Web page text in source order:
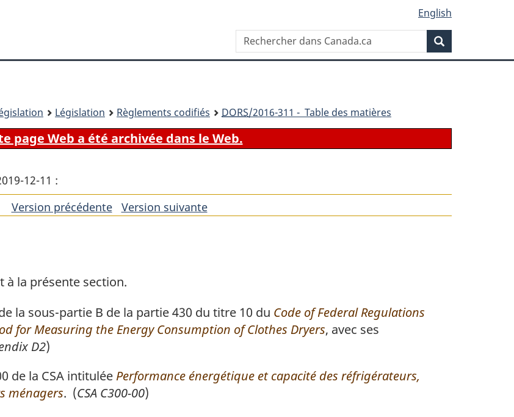
principal
À
site
version
English
Rechercher
dans
Canada.ca
Législation Règlements codifiés DORS/2016-311 - Table des matières
page Web a été archivée dans le Web.
12-11 :
Version précédentedeVersion suivantede
à la présente section.
la sous-partie B de la partie 430 du titre 10 du Code of Federal Regulations
for Measuring the Energy Consumption of Clothes Dryers, avec ses
D2)
de la CSA intitulée Performance énergétique et capacité des réfrigérateurs,
ménagers. (CSA C300-00)